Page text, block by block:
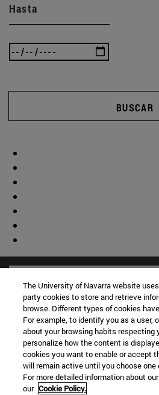
Hasta
BUSCAR
The University of Navarra website
party cookies to store and retrieve
browse. Different types of cookies
For example, to identify you as a user,
about your browsing habits respecting
personalize how the content is
cookies you want to enable or accept
will remain active until you choose
For more detailed information about
our Cookie Policy.